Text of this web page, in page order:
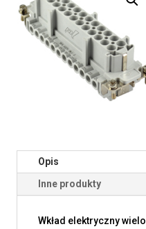
Opis
Inne produkty
Wkład elektryczny